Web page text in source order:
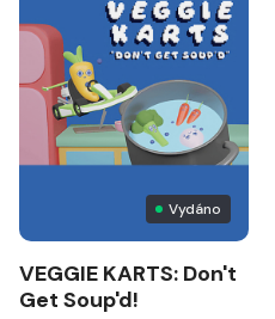
Vydáno
VEGGIE KARTS: Don't
Get Soup'd!